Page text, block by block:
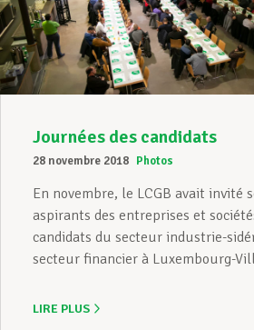
Assistance en vie privée
Devenir Membre
Actualités
Journées des candidats
28 novembre 2018 Photos
En novembre, le LCGB avait invité
aspirants des entreprises et
candidats du secteur industrie-
secteur financier à Luxembourg-
LIRE PLUS